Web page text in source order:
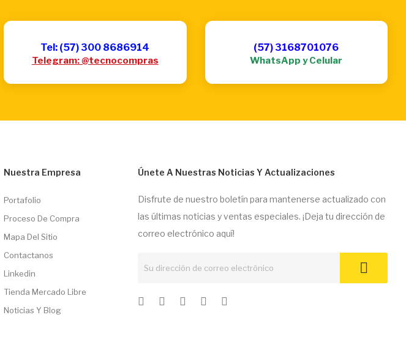
Tel: (57) 300 8686914
Telegram: @tecnocompras
(57) 3168701076
WhatsApp y Celular
Nuestra Empresa
Portafolio
Proceso De Compra
Mapa Del Sitio
Contactanos
Linkedin
Tienda Mercado Libre
Noticias Y Blog
Únete A Nuestras Noticias Y Actualizaciones
Disfrute de nuestro boletín para mantenerse actualizado con
las últimas noticias y ventas especiales. ¡Deja tu dirección de
correo electrónico aquí!